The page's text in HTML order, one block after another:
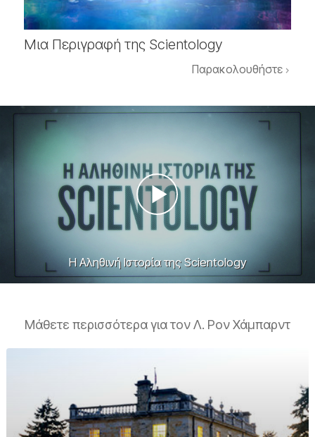
Μια Περιγραφή της Scientology
Παρακολουθήστε
Η Αληθινή Ιστορία της Scientology
Μάθετε περισσότερα για τον Λ. Ρον Χάμπαρντ